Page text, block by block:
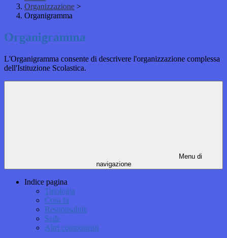
Organizzazione >
Organigramma
Organigramma
L'Organigramma consente di descrivere l'organizzazione complessa
dell'Istituzione Scolastica.
Menu di
navigazione
Indice pagina
Tipologia
Cosa fa
Responsabile
Sede
Altri componenti